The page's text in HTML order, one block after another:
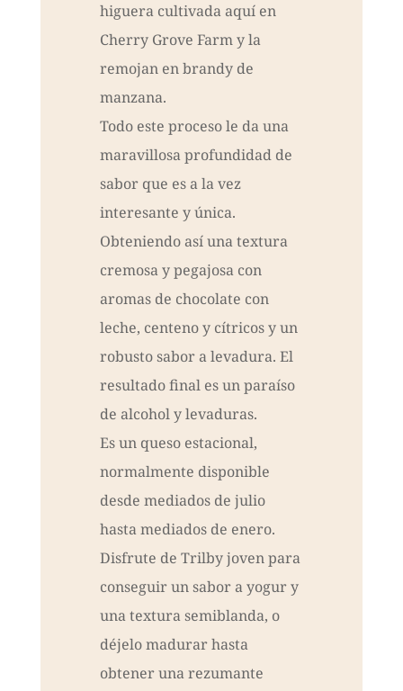
higuera cultivada aquí en
Cherry Grove Farm y la
remojan en brandy de
manzana.
Todo este proceso le da una
maravillosa profundidad de
sabor que es a la vez
interesante y única.
Obteniendo así una textura
cremosa y pegajosa con
aromas de chocolate con
leche, centeno y cítricos y un
robusto sabor a levadura. El
resultado final es un paraíso
de alcohol y levaduras.
Es un queso estacional,
normalmente disponible
desde mediados de julio
hasta mediados de enero.
Disfrute de Trilby joven para
conseguir un sabor a yogur y
una textura semiblanda, o
déjelo madurar hasta
obtener una rezumante